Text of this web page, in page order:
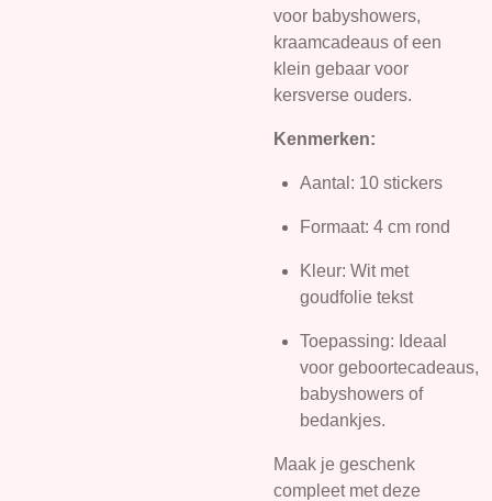
voor babyshowers,
kraamcadeaus of een
klein gebaar voor
kersverse ouders.
Kenmerken:
Aantal: 10 stickers
Formaat: 4 cm rond
Kleur: Wit met
goudfolie tekst
Toepassing: Ideaal
voor geboortecadeaus,
babyshowers of
bedankjes.
Maak je geschenk
compleet met deze